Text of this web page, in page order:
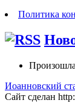
Политика
Иоанновский
Сайт сделан